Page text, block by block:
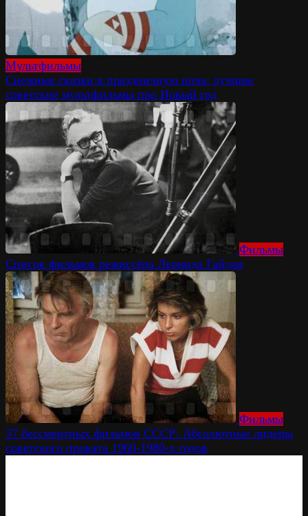
Мультфильмы
Снежные сказки в праздничную ночь: лучшие
советские мультфильмы про Новый год
Фильмы
Список фильмов режиссёра Леонида Гайдая
Фильмы
37 бессмертных фильмов СССР: Абсолютные лидеры
советского проката 1960-1980-х годов